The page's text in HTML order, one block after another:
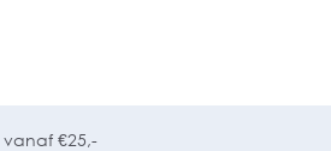
vanaf €25,-